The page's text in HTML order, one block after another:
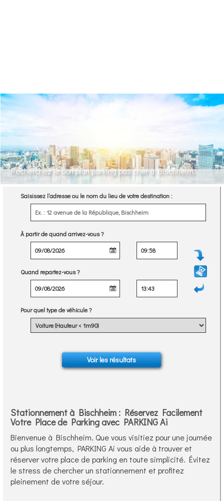
Recherchez le bon plan parking pas cher à Bischheim.
Saisissez l’adresse ou le nom du lieu de votre destination :
À partir de quand arrivez-vous ?
Quand repartez-vous ?
Pour quel type de véhicule ?
Stationnement à Bischheim : Réservez Facilement
Votre Place de Parking avec PARKING Ai
Bienvenue à Bischheim. Que vous visitiez pour une journée
ou plus longtemps, PARKING Ai vous aide à trouver et
réserver votre place de parking en toute simplicité. Évitez
le stress de chercher un stationnement et profitez
pleinement de votre séjour.